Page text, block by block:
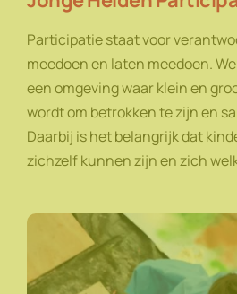
Participatie staat voor
meedoen en laten meedoen.
een omgeving waar klein en
wordt om betrokken te zijn en
Daarbij is het belangrijk dat
zichzelf kunnen zijn en zich